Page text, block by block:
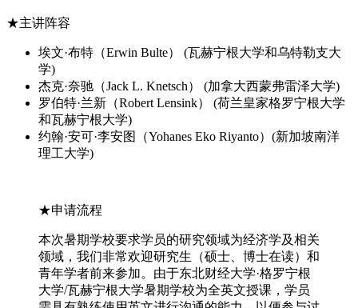
★主讲阵容
埃文·布特（Erwin Bulte） (瓦赫宁根大学和乌特勒支大
学)
杰克·奈驰（Jack L. Knetsch） (加拿大西蒙弗雷泽大学)
罗伯特·兰新（Robert Lensink） (荷兰皇家格罗宁根大学
和瓦赫宁根大学)
约翰·安可·李安图（Yohanes Eko Riyanto）(新加坡南洋
理工大学)
★申请流程
本次暑期学校要求学员的研究领域为经济学及相关
领域，我们非常欢迎研究生（硕士、博士在读）和
青年学者前来参加。由于东北财经大学·格罗宁根
大学/瓦赫宁根大学暑期学校为全英文授课，学员